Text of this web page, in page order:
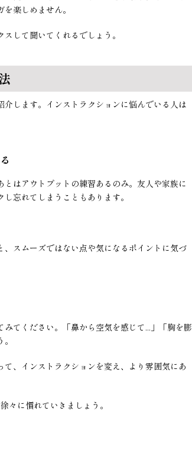
楽しめません。
して聞いてくれるでしょう。
します。インストラクションに悩んでいる人は
はアウトプットの練習あるのみ。友人や家族に
忘れてしまうこともあります。
スムーズではない点や気になるポイントに気づ
てください。「鼻から空気を感じて...」「胸を膨
、インストラクションを変え、より雰囲気にあ
々に慣れていきましょう。